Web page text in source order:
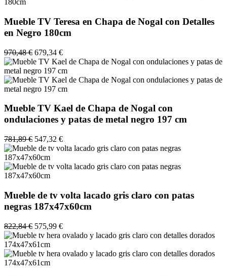
Mueble TV Teresa en Chapa de Nogal con Detalles
en Negro 180cm
970,48 € 679,34 €
Mueble TV Kael de Chapa de Nogal con
ondulaciones y patas de metal negro 197 cm
781,89 € 547,32 €
Mueble de tv volta lacado gris claro con patas
negras 187x47x60cm
822,84 € 575,99 €